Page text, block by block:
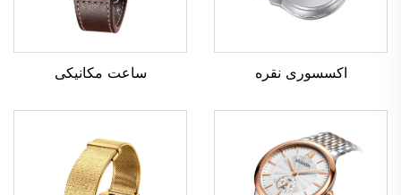
اکسسوری نقره ساعت مکانیکی